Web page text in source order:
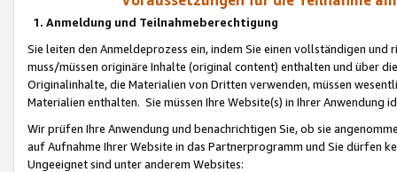
1. Anmeldung und Teilnahmeberechtigung
Sie leiten den Anmeldeprozess ein, indem Sie einen vollständigen
muss/müssen originäre Inhalte (original content) enthalten und über
Originalinhalte, die Materialien von Dritten verwenden, müssen
Materialien enthalten. Sie müssen Ihre Website(s) in Ihrer Anwendung
Wir prüfen Ihre Anwendung und benachrichtigen Sie, ob sie
auf Aufnahme Ihrer Website in das Partnerprogramm und Sie dürfen
Ungeeignet sind unter anderem Websites: